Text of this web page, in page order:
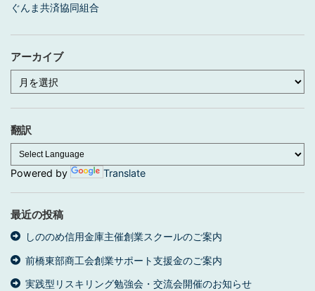
ぐんま共済協同組合
アーカイブ
ア
ー
カ
イ
翻訳
Powered by Translate
最近の投稿
しののめ信用金庫主催創業スクールのご案内
前橋東部商工会創業サポート支援金のご案内
実践型リスキリング勉強会・交流会開催のお知らせ